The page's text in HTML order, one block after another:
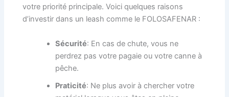
votre priorité principale. Voici quelques raisons
d’investir dans un leash comme le FOLOSAFENAR :
Sécurité: En cas de chute, vous ne
perdrez pas votre pagaie ou votre canne à
pêche.
Praticité: Ne plus avoir à chercher votre